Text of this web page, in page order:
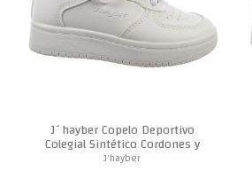
J´hayber Copelo Deportivo
Colegial Sintético Cordones y
Velcro Unisex
J'hayber